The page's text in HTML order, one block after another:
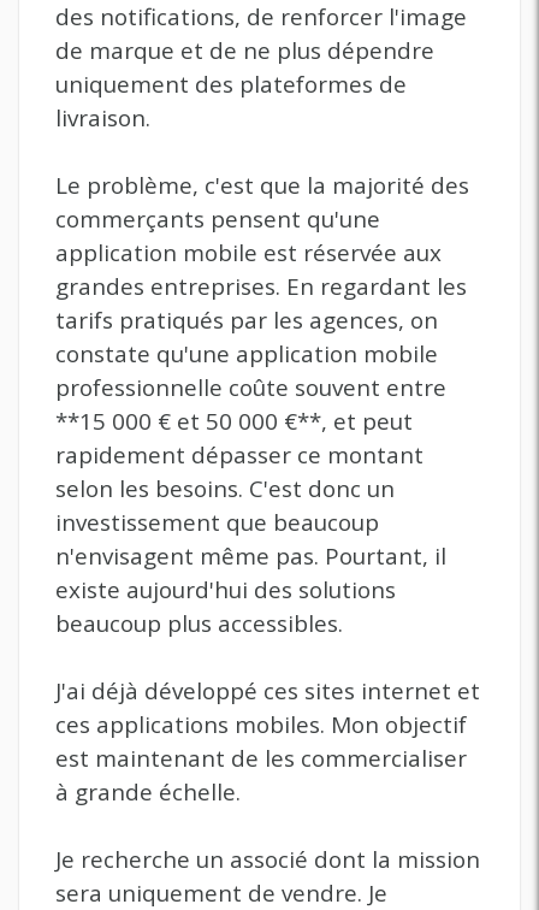
des notifications, de renforcer l'image
de marque et de ne plus dépendre
uniquement des plateformes de
livraison.
Le problème, c'est que la majorité des
commerçants pensent qu'une
application mobile est réservée aux
grandes entreprises. En regardant les
tarifs pratiqués par les agences, on
constate qu'une application mobile
professionnelle coûte souvent entre
**15 000 € et 50 000 €**, et peut
rapidement dépasser ce montant
selon les besoins. C'est donc un
investissement que beaucoup
n'envisagent même pas. Pourtant, il
existe aujourd'hui des solutions
beaucoup plus accessibles.
J'ai déjà développé ces sites internet et
ces applications mobiles. Mon objectif
est maintenant de les commercialiser
à grande échelle.
Je recherche un associé dont la mission
sera uniquement de vendre. Je